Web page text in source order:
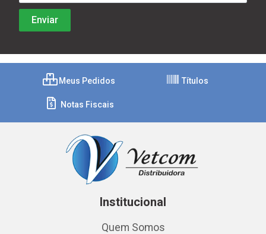
Meus Pedidos Títulos
Notas Fiscais
Institucional
Quem Somos